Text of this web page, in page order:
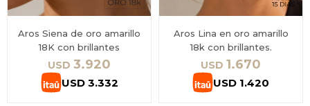
Aros Siena de oro amarillo
18K con brillantes
USD 3.920
USD 3.332
Aros Lina en oro amarillo
18k con brillantes.
USD 1.670
USD 1.420